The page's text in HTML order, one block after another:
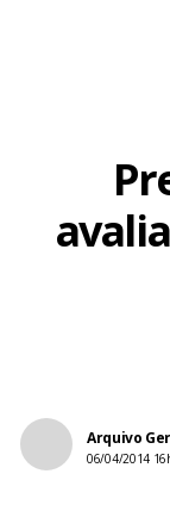
Arquivo
06/04/2014